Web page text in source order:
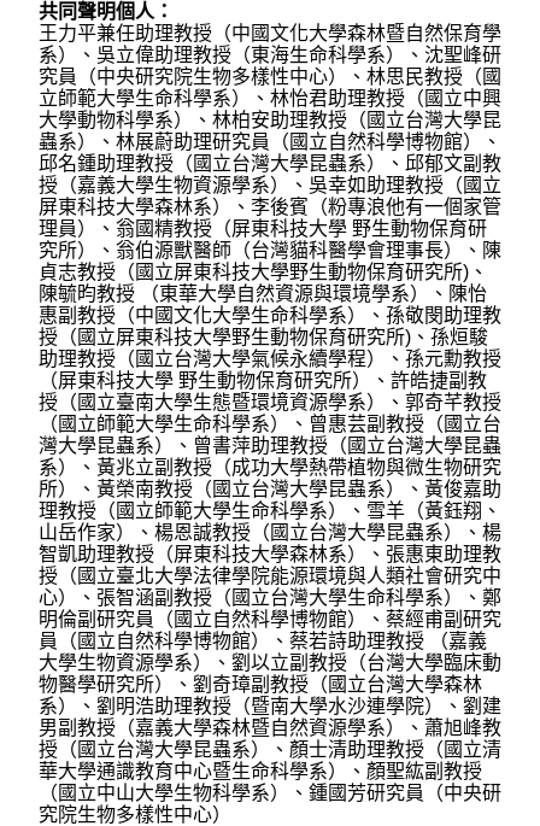
共同聲明個人：
王力平兼任助理教授（中國文化大學森林暨自然保育學
系）、吳立偉助理教授（東海生命科學系）、沈聖峰研
究員（中央研究院生物多樣性中心）、林思民教授（國
立師範大學生命科學系）、林怡君助理教授（國立中興
大學動物科學系）、林柏安助理教授（國立台灣大學昆
蟲系）、林展蔚助理研究員（國立自然科學博物館）、
邱名鍾助理教授（國立台灣大學昆蟲系）、邱郁文副教
授（嘉義大學生物資源學系）、吳幸如助理教授（國立
屏東科技大學森林系）、李後賓（粉專浪他有一個家管
理員）、翁國精教授（屏東科技大學 野生動物保育研
究所）、翁伯源獸醫師（台灣貓科醫學會理事長）、陳
貞志教授（國立屏東科技大學野生動物保育研究所)、
陳毓昀教授 （東華大學自然資源與環境學系）、陳怡
惠副教授（中國文化大學生命科學系）、孫敬閔助理教
授（國立屏東科技大學野生動物保育研究所)、孫烜駿
助理教授（國立台灣大學氣候永續學程）、孫元勳教授
（屏東科技大學 野生動物保育研究所）、許皓捷副教
授（國立臺南大學生態暨環境資源學系）、郭奇芊教授
（國立師範大學生命科學系）、曾惠芸副教授（國立台
灣大學昆蟲系）、曾書萍助理教授（國立台灣大學昆蟲
系）、黃兆立副教授（成功大學熱帶植物與微生物研究
所）、黃榮南教授（國立台灣大學昆蟲系）、黃俊嘉助
理教授（國立師範大學生命科學系）、雪羊（黃鈺翔、
山岳作家）、楊恩誠教授（國立台灣大學昆蟲系）、楊
智凱助理教授（屏東科技大學森林系）、張惠東助理教
授（國立臺北大學法律學院能源環境與人類社會研究中
心）、張智涵副教授（國立台灣大學生命科學系）、鄭
明倫副研究員（國立自然科學博物館）、蔡經甫副研究
員（國立自然科學博物館）、蔡若詩助理教授 （嘉義
大學生物資源學系）、劉以立副教授（台灣大學臨床動
物醫學研究所）、劉奇璋副教授（國立台灣大學森林
系）、劉明浩助理教授（暨南大學水沙連學院）、劉建
男副教授（嘉義大學森林暨自然資源學系）、蕭旭峰教
授（國立台灣大學昆蟲系）、顏士清助理教授（國立清
華大學通識教育中心暨生命科學系）、顏聖紘副教授
（國立中山大學生物科學系）、鍾國芳研究員（中央研
究院生物多樣性中心）